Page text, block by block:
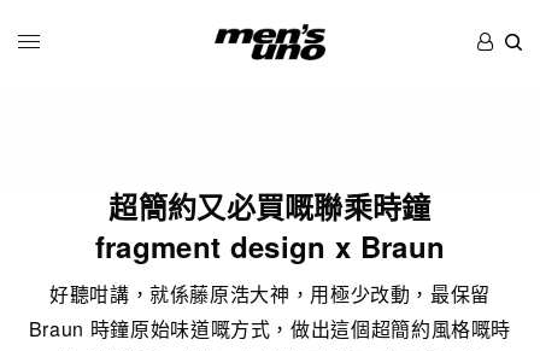
超簡約又必買嘅聯乘時鐘
fragment design x Braun
好聽咁講，就係藤原浩大神，用極少改動，最保留
Braun 時鐘原始味道嘅方式，做出這個超簡約風格嘅時